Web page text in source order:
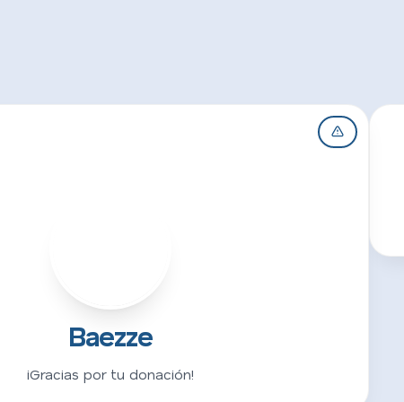
Baezze
¡Gracias por tu donación!